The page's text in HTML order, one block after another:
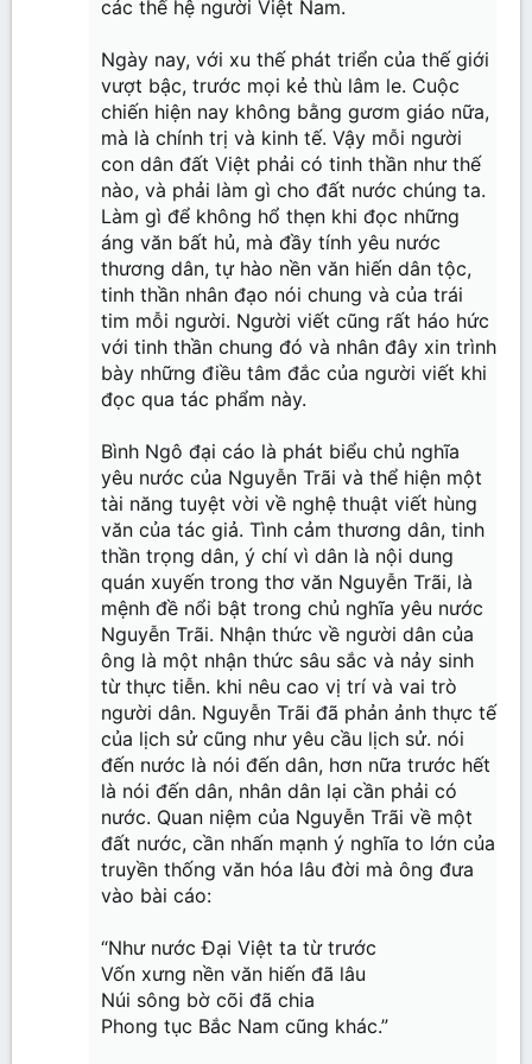
các thế hệ người Việt Nam.
Ngày nay, với xu thế phát triển của thế giới
vượt bậc, trước mọi kẻ thù lâm le. Cuộc
chiến hiện nay không bằng gươm giáo nữa,
mà là chính trị và kinh tế. Vậy mỗi người
con dân đất Việt phải có tinh thần như thế
nào, và phải làm gì cho đất nước chúng ta.
Làm gì để không hổ thẹn khi đọc những
áng văn bất hủ, mà đầy tính yêu nước
thương dân, tự hào nền văn hiến dân tộc,
tinh thần nhân đạo nói chung và của trái
tim mỗi người. Người viết cũng rất háo hức
với tinh thần chung đó và nhân đây xin trình
bày những điều tâm đắc của người viết khi
đọc qua tác phẩm này.
Bình Ngô đại cáo là phát biểu chủ nghĩa
yêu nước của Nguyễn Trãi và thể hiện một
tài năng tuyệt vời về nghệ thuật viết hùng
văn của tác giả. Tình cảm thương dân, tinh
thần trọng dân, ý chí vì dân là nội dung
quán xuyến trong thơ văn Nguyễn Trãi, là
mệnh đề nổi bật trong chủ nghĩa yêu nước
Nguyễn Trãi. Nhận thức về người dân của
ông là một nhận thức sâu sắc và nảy sinh
từ thực tiễn. khi nêu cao vị trí và vai trò
người dân. Nguyễn Trãi đã phản ảnh thực tế
của lịch sử cũng như yêu cầu lịch sử. nói
đến nước là nói đến dân, hơn nữa trước hết
là nói đến dân, nhân dân lại cần phải có
nước. Quan niệm của Nguyễn Trãi về một
đất nước, cần nhấn mạnh ý nghĩa to lớn của
truyền thống văn hóa lâu đời mà ông đưa
vào bài cáo:
“Như nước Đại Việt ta từ trước
Vốn xưng nền văn hiến đã lâu
Núi sông bờ cõi đã chia
Phong tục Bắc Nam cũng khác.”